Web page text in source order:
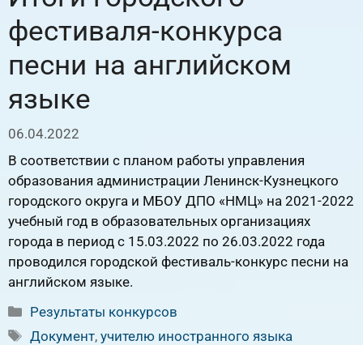
фестиваля-конкурса
песни на английском
языке
06.04.2022
В соответствии с планом работы управления
образования администрации Ленинск-Кузнецкого
городского округа и МБОУ ДПО «НМЦ» на 2021-2022
учебный год в образовательных организациях
города в период с 15.03.2022 по 26.03.2022 года
проводился городской фестиваль-конкурс песни на
английском языке.
Рубрики
Результаты конкурсов
Метки
Документ,учителю иностранного языка